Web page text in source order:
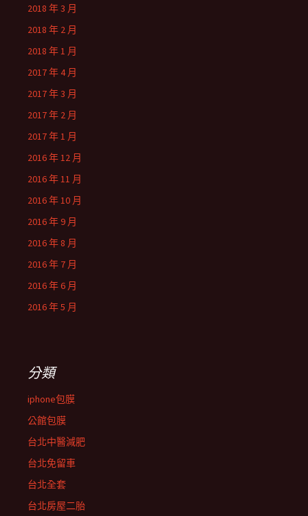
2018 年 3 月
2018 年 2 月
2018 年 1 月
2017 年 4 月
2017 年 3 月
2017 年 2 月
2017 年 1 月
2016 年 12 月
2016 年 11 月
2016 年 10 月
2016 年 9 月
2016 年 8 月
2016 年 7 月
2016 年 6 月
2016 年 5 月
分類
iphone包膜
公館包膜
台北中醫減肥
台北免留車
台北全套
台北房屋二胎